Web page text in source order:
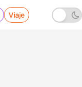
Viaje